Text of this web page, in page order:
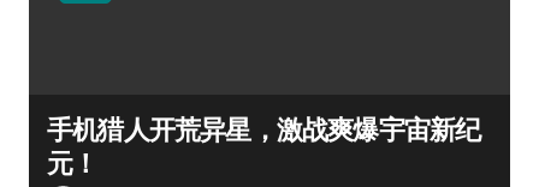
手机猎人开荒异星，激战爽爆宇宙新纪
元！